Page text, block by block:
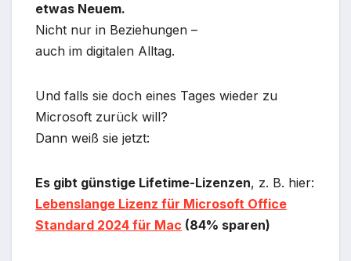
etwas Neuem.
Nicht nur in Beziehungen –
auch im digitalen Alltag.
Und falls sie doch eines Tages wieder zu
Microsoft zurück will?
Dann weiß sie jetzt:
Es gibt günstige Lifetime-Lizenzen, z. B. hier:
Lebenslange Lizenz für Microsoft Office
Standard 2024 für Mac (84% sparen)